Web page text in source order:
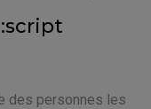
des personnes les